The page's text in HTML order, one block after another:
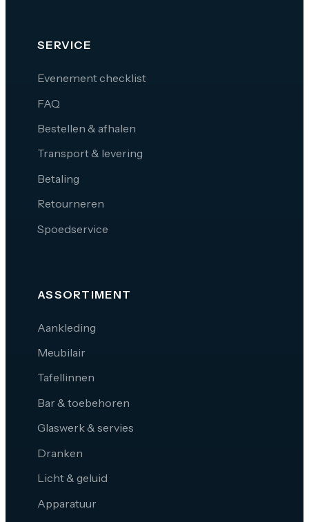
SERVICE
Evenement checklist
FAQ
Bestellen & afhalen
Transport & levering
Betaling
Retourneren
Spoedservice
ASSORTIMENT
Aankleding
Meubilair
Tafellinnen
Bar & toebehoren
Glaswerk & servies
Dranken
Licht & geluid
Apparatuur